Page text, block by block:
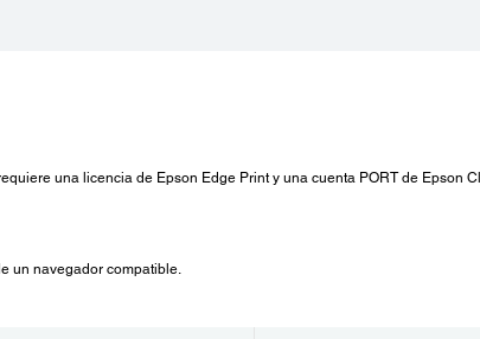
una licencia de Epson Edge Print y una cuenta PORT de Epson
un navegador compatible.